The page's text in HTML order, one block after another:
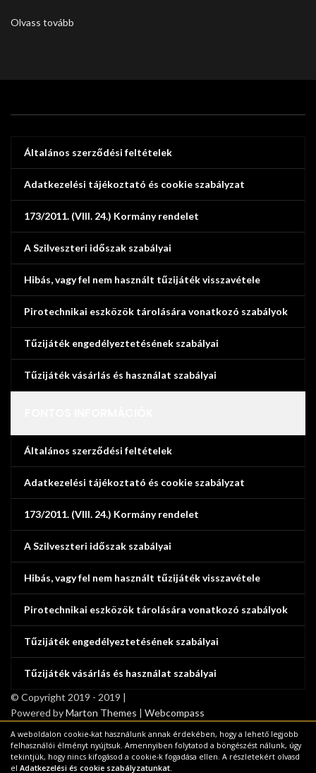
A weboldalon cookie-kat használunk annak érdekében, hogy a lehető legjobb
felhasználói élményt nyújtsuk. Amennyiben folytatod a böngészést nálunk, úgy
tekintjük, hogy nincs kifogásod a cookie-k fogadása ellen. A részletekért olvasd
el Adatkezelési és cookie szabályzatunkat.
Olvass tovább
Általános szerződési feltételek
Adatkezelési tájékoztató és cookie szabályzat
173/2011. (VIII. 24.) Kormány rendelet
A Szilveszteri időszak szabályai
Hibás, vagy fel nem használt tűzijáték visszavétele
Pirotechnikai eszközök tárolására vonatkozó szabályok
Tűzijáték engedélyeztetésének szabályai
Tűzijáték vásárlás és használat szabályai
Általános szerződési feltételek
Adatkezelési tájékoztató és cookie szabályzat
173/2011. (VIII. 24.) Kormány rendelet
A Szilveszteri időszak szabályai
Hibás, vagy fel nem használt tűzijáték visszavétele
Pirotechnikai eszközök tárolására vonatkozó szabályok
Tűzijáték engedélyeztetésének szabályai
Tűzijáték vásárlás és használat szabályai
© Copyright 2019 - 2019 |
Powered byMarton Themes | Webcompass
Tűzijáték Vásár december 28-tól 31-ig
Főoldal